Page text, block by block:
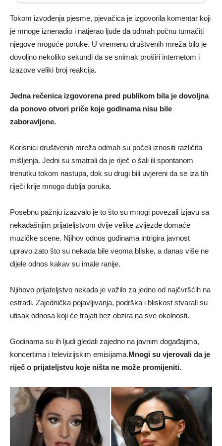
Tokom izvođenja pjesme, pjevačica je izgovorila komentar koji
je mnoge iznenadio i natjerao ljude da odmah počnu tumačiti
njegove moguće poruke. U vremenu društvenih mreža bilo je
dovoljno nekoliko sekundi da se snimak proširi internetom i
izazove veliki broj reakcija.
Jedna rečenica izgovorena pred publikom bila je dovoljna
da ponovo otvori priče koje godinama nisu bile
zaboravljene.
Korisnici društvenih mreža odmah su počeli iznositi različita
mišljenja. Jedni su smatrali da je riječ o šali ili spontanom
trenutku tokom nastupa, dok su drugi bili uvjereni da se iza tih
riječi krije mnogo dublja poruka.
Posebnu pažnju izazvalo je to što su mnogi povezali izjavu sa
nekadašnjim prijateljstvom dvije velike zvijezde domaće
muzičke scene. Njihov odnos godinama intrigira javnost
upravo zato što su nekada bile veoma bliske, a danas više ne
dijele odnos kakav su imale ranije.
Njihovo prijateljstvo nekada je važilo za jedno od najčvršćih na
estradi. Zajednička pojavljivanja, podrška i bliskost stvarali su
utisak odnosa koji će trajati bez obzira na sve okolnosti.
Godinama su ih ljudi gledali zajedno na javnim događajima,
koncertima i televizijskim emisijama.Mnogi su vjerovali da je
riječ o prijateljstvu koje ništa ne može promijeniti.